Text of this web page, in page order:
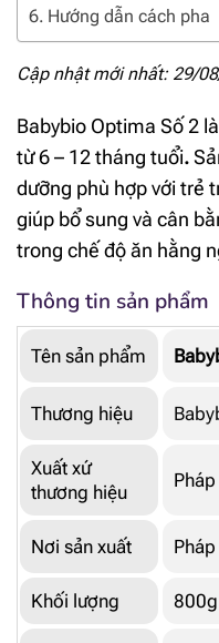
Hướng dẫn cách pha
Cập nhật mới nhất: 29/
Babybio Optima Số 2
từ 6 – 12 tháng tuổi.
dưỡng phù hợp với trẻ
giúp bổ sung và cân
trong chế độ ăn hằng
Thông tin sản phẩm
Tên sản phẩm
Thương hiệu
Xuất xứ
thương hiệu
Pháp
Nơi sản xuất Pháp
Khối lượng 800g